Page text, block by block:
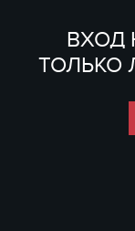
ВХОД
ТОЛЬКО